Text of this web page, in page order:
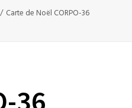
Carte de Noël CORPO-36
36